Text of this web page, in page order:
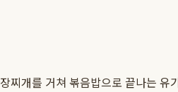
찌개를 거쳐 볶음밥으로 끝나는 유